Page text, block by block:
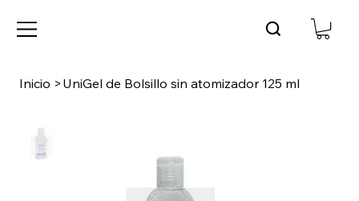
Inicio > UniGel de Bolsillo sin atomizador 125 ml